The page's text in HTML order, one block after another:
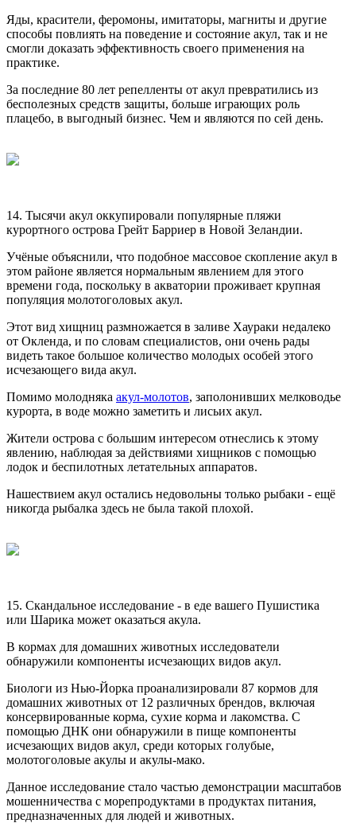
Яды, красители, феромоны, имитаторы, магниты и другие
способы повлиять на поведение и состояние акул, так и не
смогли доказать эффективность своего применения на
практике.
За последние 80 лет репелленты от акул превратились из
бесполезных средств защиты, больше играющих роль
плацебо, в выгодный бизнес. Чем и являются по сей день.
14. Тысячи акул оккупировали популярные пляжи
курортного острова Грейт Барриер в Новой Зеландии.
Учёные объяснили, что подобное массовое скопление акул в
этом районе является нормальным явлением для этого
времени года, поскольку в акватории проживает крупная
популяция молотоголовых акул.
Этот вид хищниц размножается в заливе Хаураки недалеко
от Окленда, и по словам специалистов, они очень рады
видеть такое большое количество молодых особей этого
исчезающего вида акул.
Помимо молодняка акул-молотов, заполонивших мелководье
курорта, в воде можно заметить и лисьих акул.
Жители острова с большим интересом отнеслись к этому
явлению, наблюдая за действиями хищников с помощью
лодок и беспилотных летательных аппаратов.
Нашествием акул остались недовольны только рыбаки - ещё
никогда рыбалка здесь не была такой плохой.
15. Скандальное исследование - в еде вашего Пушистика
или Шарика может оказаться акула.
В кормах для домашних животных исследователи
обнаружили компоненты исчезающих видов акул.
Биологи из Нью-Йорка проанализировали 87 кормов для
домашних животных от 12 различных брендов, включая
консервированные корма, сухие корма и лакомства. С
помощью ДНК они обнаружили в пище компоненты
исчезающих видов акул, среди которых голубые,
молотоголовые акулы и акулы-мако.
Данное исследование стало частью демонстрации масштабов
мошенничества с морепродуктами в продуктах питания,
предназначенных для людей и животных.